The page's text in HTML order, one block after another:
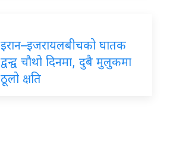
इरान–इजरायलबीचको घातक
द्वन्द्व चौथो दिनमा, दुबै मुलुकमा
ठूलो क्षति